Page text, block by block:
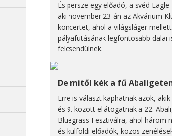
És persze egy előadó, a svéd
aki november 23-án az Akvárium
koncertet, ahol a világsláger mellett
pályafutásának legfontosabb dalai
felcsendülnek.
De mitől kék a fű
Erre is választ kaphatnak azok,
és 9. között ellátogatnak a 22.
Bluegrass Fesztiválra, ahol három
és külföldi előadók, közös